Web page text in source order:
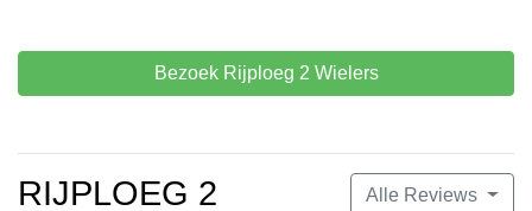
Bezoek Rijploeg 2 Wielers
Alle Reviews
RIJPLOEG 2